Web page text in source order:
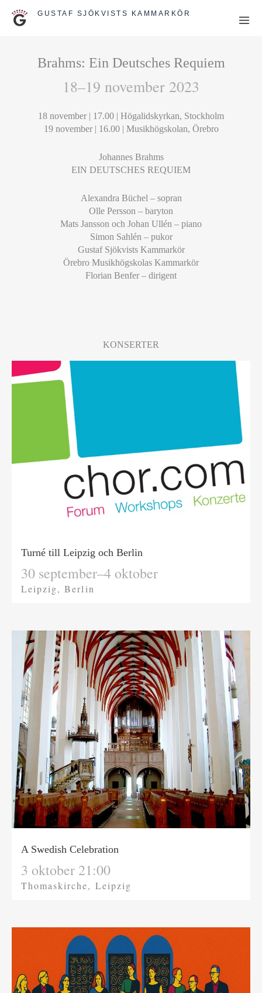
GUSTAF SJÖKVISTS KAMMARKÖR
Brahms: Ein Deutsches Requiem
18–19 november 2023
18 november | 17.00 | Högalidskyrkan, Stockholm
19 november | 16.00 | Musikhögskolan, Örebro
Johannes Brahms
EIN DEUTSCHES REQUIEM
Alexandra Büchel – sopran
Olle Persson – baryton
Mats Jansson och Johan Ullén – piano
Simon Sahlén – pukor
Gustaf Sjökvists Kammarkör
Örebro Musikhögskolas Kammarkör
Florian Benfer – dirigent
KONSERTER
Turné till Leipzig och Berlin
30 september–4 oktober
Leipzig, Berlin
A Swedish Celebration
3 oktober 21:00
Thomaskirche, Leipzig